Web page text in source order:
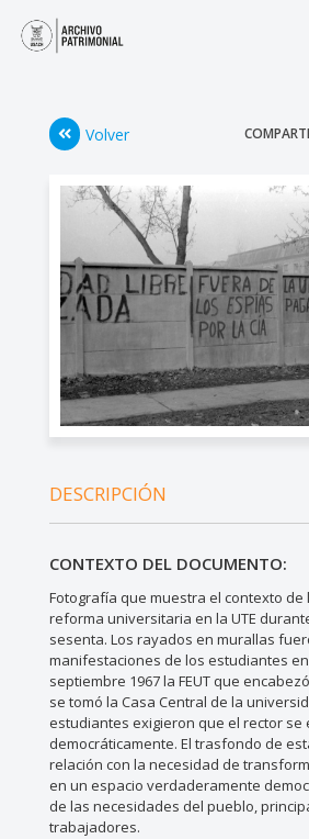
Volver
DESCRIPCIÓN
CONTEXTO DEL DOCUMENTO:
Fotografía que muestra el contexto de
reforma universitaria en la UTE
sesenta. Los rayados en murallas
manifestaciones de los estudiantes
septiembre 1967 la FEUT que
se tomó la Casa Central de la
estudiantes exigieron que el rector se
democráticamente. El trasfondo de
relación con la necesidad de
en un espacio verdaderamente
de las necesidades del pueblo,
trabajadores.